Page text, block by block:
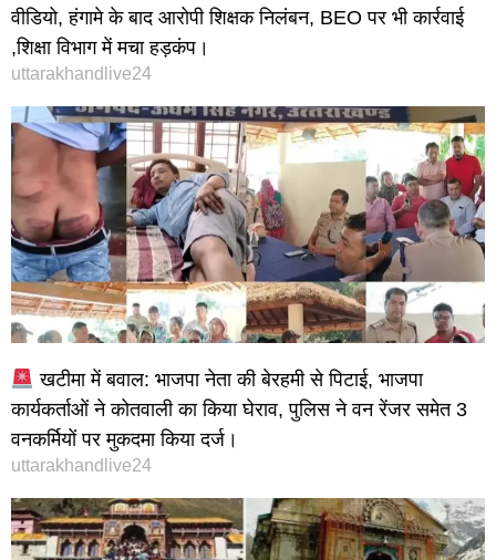
वीडियो, हंगामे के बाद आरोपी शिक्षक निलंबन, BEO पर भी कार्रवाई
,शिक्षा विभाग में मचा हड़कंप।
uttarakhandlive24
खटीमा में बवाल: भाजपा नेता की बेरहमी से पिटाई, भाजपा
कार्यकर्ताओं ने कोतवाली का किया घेराव, पुलिस ने वन रेंजर समेत 3
वनकर्मियों पर मुकदमा किया दर्ज।
uttarakhandlive24